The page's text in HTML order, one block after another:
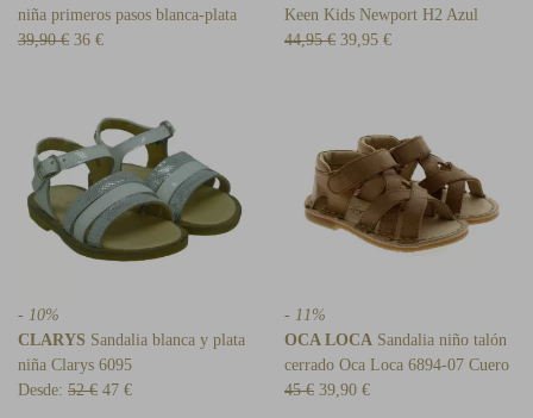
niña primeros pasos blanca-plata
39,90 € 36 €
Keen Kids Newport H2 Azul
44,95 € 39,95 €
- 10%
CLARYS Sandalia blanca y plata
niña Clarys 6095
Desde: 52 € 47 €
- 11%
OCA LOCA Sandalia niño talón
cerrado Oca Loca 6894-07 Cuero
45 € 39,90 €